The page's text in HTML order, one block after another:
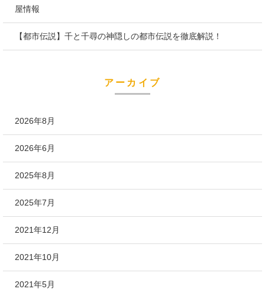
屋情報
【都市伝説】千と千尋の神隠しの都市伝説を徹底解説！
アーカイブ
2026年8月
2026年6月
2025年8月
2025年7月
2021年12月
2021年10月
2021年5月